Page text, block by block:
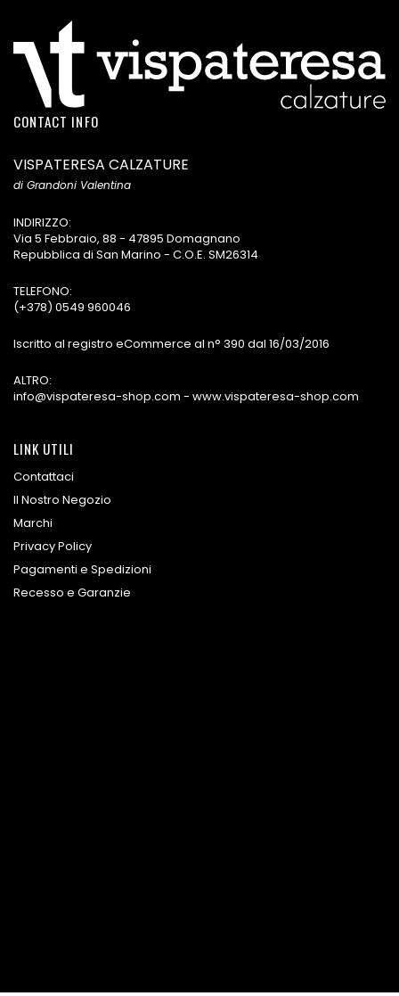
CONTACT INFO
VISPATERESA CALZATURE
di Grandoni Valentina
INDIRIZZO:
Via 5 Febbraio, 88 - 47895 Domagnano
Repubblica di San Marino - C.O.E. SM26314
TELEFONO:
(+378) 0549 960046
Iscritto al registro eCommerce al n° 390 dal 16/03/2016
ALTRO:
info@vispateresa-shop.com - www.vispateresa-shop.com
LINK UTILI
Contattaci
Il Nostro Negozio
Marchi
Privacy Policy
Pagamenti e Spedizioni
Recesso e Garanzie